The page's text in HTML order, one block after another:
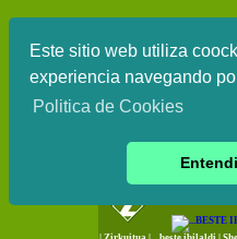
Este sitio web utiliza
experiencia navegando
Politica de Cookies